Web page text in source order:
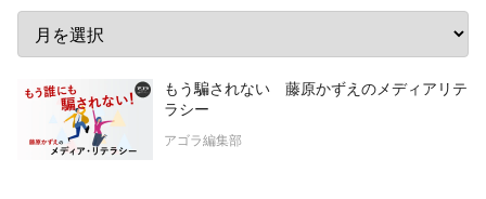
もう騙されない 藤原かずえのメディアリテ
ラシー
アゴラ編集部